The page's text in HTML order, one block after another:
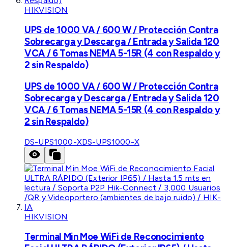
HIKVISION
UPS de 1000 VA / 600 W / Protección Contra
Sobrecarga y Descarga / Entrada y Salida 120
VCA / 6 Tomas NEMA 5-15R (4 con Respaldo y
2 sin Respaldo)
UPS de 1000 VA / 600 W / Protección Contra
Sobrecarga y Descarga / Entrada y Salida 120
VCA / 6 Tomas NEMA 5-15R (4 con Respaldo y
2 sin Respaldo)
DS-UPS1000-XDS-UPS1000-X
HIKVISION
Terminal Min Moe WiFi de Reconocimiento